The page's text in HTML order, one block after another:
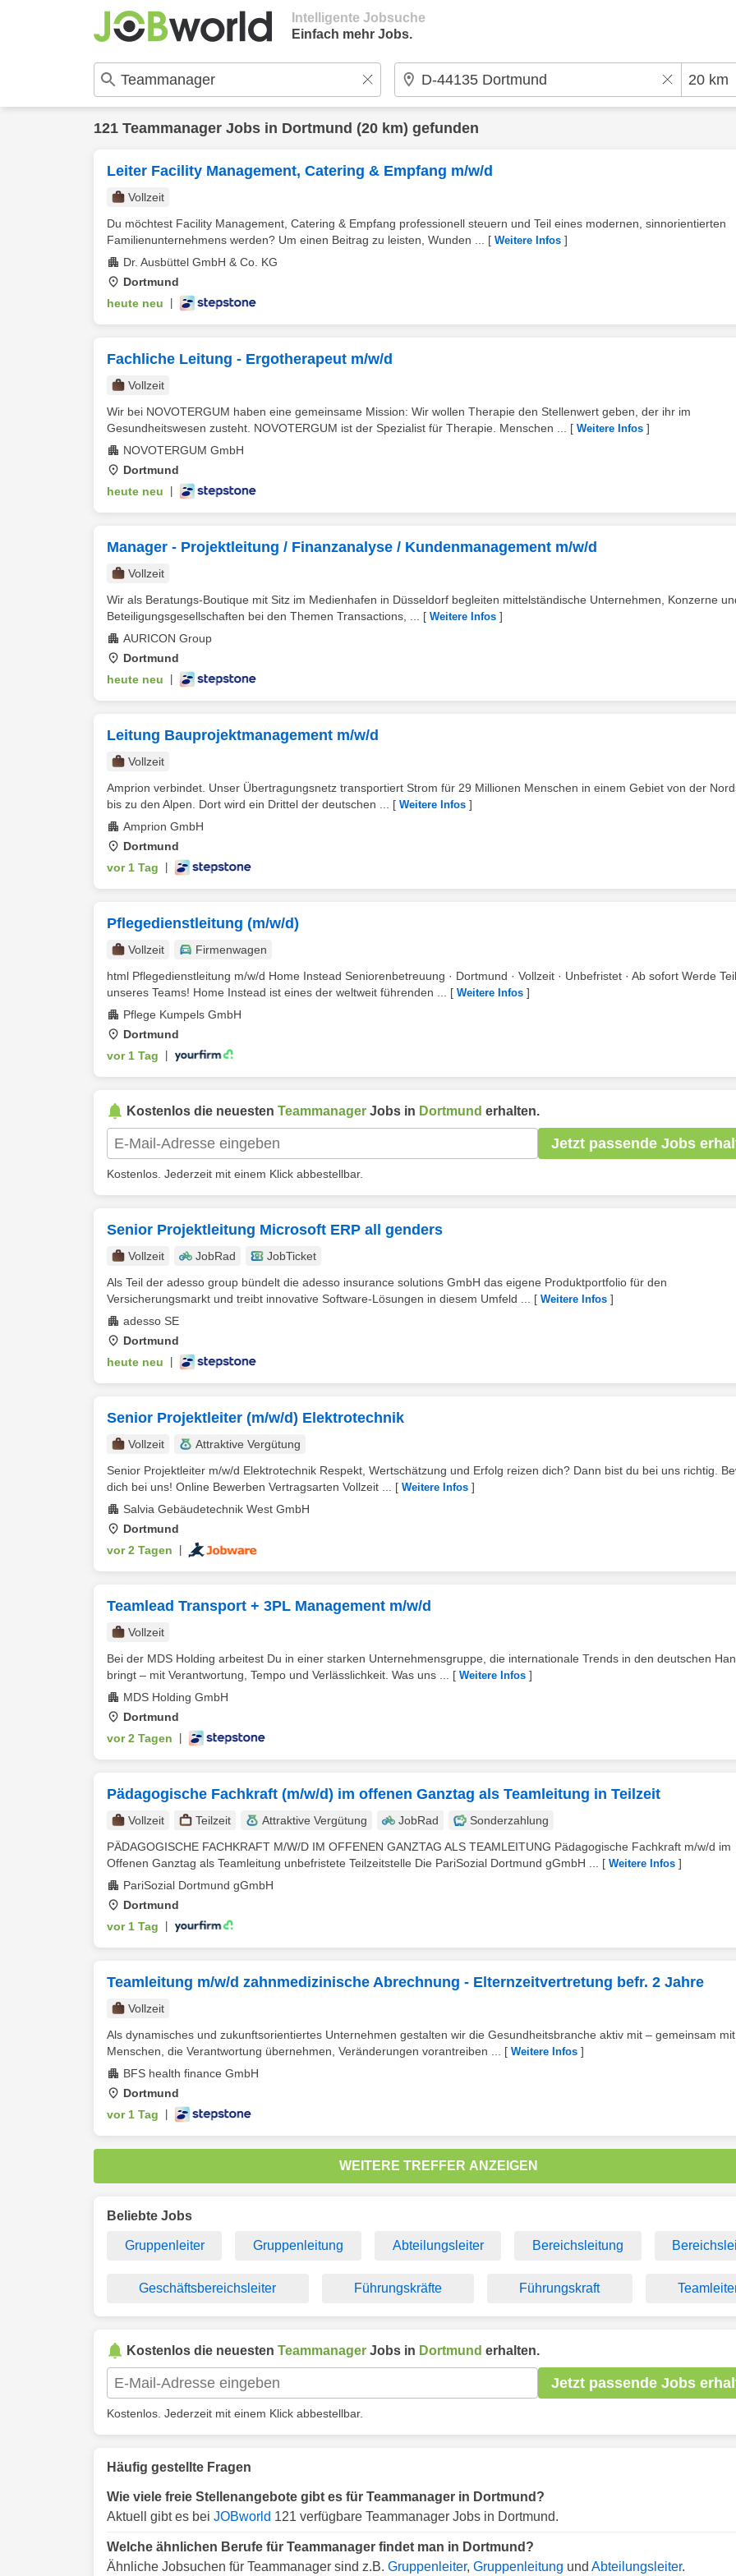
Intelligente Jobsuche
Einfach mehr Jobs.
121 Teammanager Jobs in Dortmund (20 km) gefunden
Leiter Facility Management, Catering & Empfang m/w/d
Vollzeit
Du möchtest Facility Management, Catering & Empfang professionell steuern und Teil eines modernen, sinnorientierten
Familienunternehmens werden? Um einen Beitrag zu leisten, Wunden ...
[ Weitere Infos ]
Dr. Ausbüttel GmbH & Co. KG
Dortmund
heute neu
Fachliche Leitung - Ergotherapeut m/w/d
Vollzeit
Wir bei NOVOTERGUM haben eine gemeinsame Mission: Wir wollen Therapie den Stellenwert geben, der ihr im
Gesundheitswesen zusteht. NOVOTERGUM ist der Spezialist für Therapie. Menschen ...
[ Weitere Infos ]
NOVOTERGUM GmbH
Dortmund
heute neu
Manager - Projektleitung / Finanzanalyse / Kundenmanagement m/w/d
Vollzeit
Wir als Beratungs-Boutique mit Sitz im Medienhafen in Düsseldorf begleiten mittelständische Unternehmen, Konzerne
Beteiligungsgesellschaften bei den Themen Transactions, ...
[ Weitere Infos ]
AURICON Group
Dortmund
heute neu
Leitung Bauprojektmanagement m/w/d
Vollzeit
Amprion verbindet. Unser Übertragungsnetz transportiert Strom für 29 Millionen Menschen in einem Gebiet von der
bis zu den Alpen. Dort wird ein Drittel der deutschen ...
[ Weitere Infos ]
Amprion GmbH
Dortmund
vor 1 Tag
Pflegedienstleitung (m/w/d)
Vollzeit
Firmenwagen
html Pflegedienstleitung m/w/d Home Instead Seniorenbetreuung · Dortmund · Vollzeit · Unbefristet · Ab sofort Werde Teil
unseres Teams! Home Instead ist eines der weltweit führenden ...
[ Weitere Infos ]
Pflege Kumpels GmbH
Dortmund
vor 1 Tag
Kostenlos die neuesten Teammanager Jobs in Dortmund erhalten.
Jetzt passende Jobs
Kostenlos. Jederzeit mit einem Klick abbestellbar.
Senior Projektleitung Microsoft ERP all genders
Vollzeit JobRad
JobTicket
Als Teil der adesso group bündelt die adesso insurance solutions GmbH das eigene Produktportfolio für den
Versicherungsmarkt und treibt innovative Software-Lösungen in diesem Umfeld ...
[ Weitere Infos ]
adesso SE
Dortmund
heute neu
Senior Projektleiter (m/w/d) Elektrotechnik
Vollzeit
Attraktive Vergütung
Senior Projektleiter m/w/d Elektrotechnik Respekt, Wertschätzung und Erfolg reizen dich? Dann bist du bei uns richtig.
dich bei uns! Online Bewerben Vertragsarten Vollzeit ...
[ Weitere Infos ]
Salvia Gebäudetechnik West GmbH
Dortmund
vor 2 Tagen
Teamlead Transport + 3PL Management m/w/d
Vollzeit
Bei der MDS Holding arbeitest Du in einer starken Unternehmensgruppe, die internationale Trends in den deutschen
bringt – mit Verantwortung, Tempo und Verlässlichkeit. Was uns ...
[ Weitere Infos ]
MDS Holding GmbH
Dortmund
vor 2 Tagen
Pädagogische Fachkraft (m/w/d) im offenen Ganztag als Teamleitung in Teilzeit
Vollzeit Teilzeit Attraktive Vergütung JobRad
Sonderzahlung
PÄDAGOGISCHE FACHKRAFT M/W/D IM OFFENEN GANZTAG ALS TEAMLEITUNG Pädagogische Fachkraft m/w/d im
Offenen Ganztag als Teamleitung unbefristete Teilzeitstelle Die PariSozial Dortmund gGmbH ...
[ Weitere Infos ]
PariSozial Dortmund gGmbH
Dortmund
vor 1 Tag
Teamleitung m/w/d zahnmedizinische Abrechnung - Elternzeitvertretung befr. 2 Jahre
Vollzeit
Als dynamisches und zukunftsorientiertes Unternehmen gestalten wir die Gesundheitsbranche aktiv mit – gemeinsam mit
Menschen, die Verantwortung übernehmen, Veränderungen vorantreiben ...
[ Weitere Infos ]
BFS health finance GmbH
Dortmund
vor 1 Tag
WEITERE TREFFER ANZEIGEN
Beliebte Jobs
Gruppenleiter Gruppenleitung Abteilungsleiter Bereichsleitung
Geschäftsbereichsleiter Führungskräfte Führungskraft
Kostenlos die neuesten Teammanager Jobs in Dortmund erhalten.
Jetzt passende Jobs
Kostenlos. Jederzeit mit einem Klick abbestellbar.
Häufig gestellte Fragen
Wie viele freie Stellenangebote gibt es für Teammanager in Dortmund?
Aktuell gibt es bei JOBworld 121 verfügbare Teammanager Jobs in Dortmund.
Welche ähnlichen Berufe für Teammanager findet man in Dortmund?
Ähnliche Jobsuchen für Teammanager sind z.B. Gruppenleiter, Gruppenleitung und Abteilungsleiter.